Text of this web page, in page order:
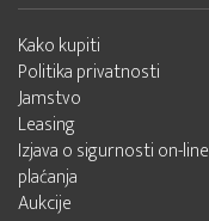
Kako kupiti
Politika privatnosti
Jamstvo
Leasing
Izjava o sigurnosti on-line
plaćanja
Aukcije